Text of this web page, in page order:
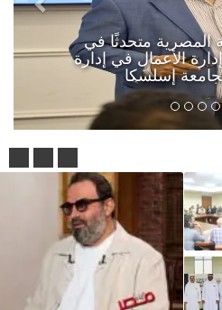
المصرية متحدثًا في
الأعمال في إدارة
إسلسكا